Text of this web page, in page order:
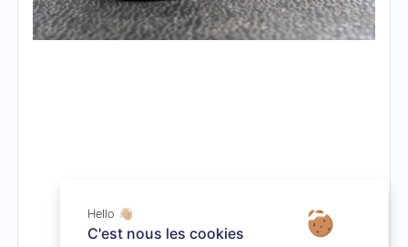
Hello 👋🏼
C'est nous les cookies